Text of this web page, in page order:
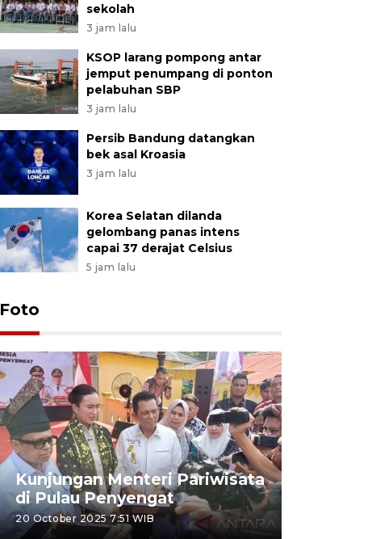
sekolah
3 jam lalu
KSOP larang pompong antar
jemput penumpang di ponton
pelabuhan SBP
3 jam lalu
Persib Bandung datangkan
bek asal Kroasia
3 jam lalu
Korea Selatan dilanda
gelombang panas intens
capai 37 derajat Celsius
5 jam lalu
Foto
Kunjungan Menteri Pariwisata
di Pulau Penyengat
20 October 2025 7:51 WIB